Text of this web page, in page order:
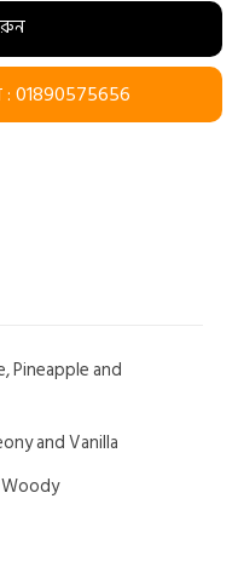
Pineapple and
and Vanilla